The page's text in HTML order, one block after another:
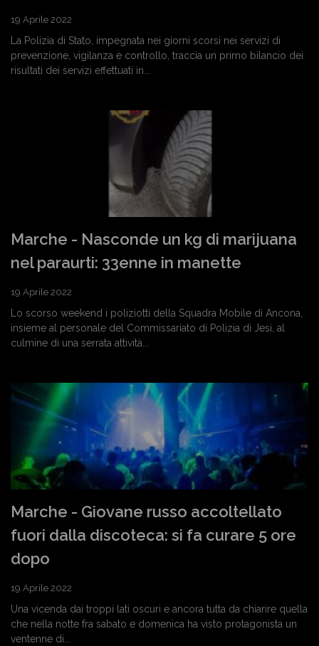
19 Aprile 2022
La Polizia di Stato, impegnata nei giorni scorsi nei servizi di
prevenzione, vigilanza e controllo, traccia un primo bilancio dei
risultati dei servizi effettuati in...
Marche - Nasconde un kg di marijuana
nel paraurti: 33enne in manette
19 Aprile 2022
Lo scorso weekend i poliziotti della Squadra Mobile di Ancona,
insieme al personale del Commissariato di Polizia di Jesi, al
culmine di una serrata attività...
Marche - Giovane russo accoltellato
fuori dalla discoteca: si fa curare 5 ore
dopo
19 Aprile 2022
Una vicenda dai troppi lati oscuri e ancora tutta da chiarire quella
che nella notte fra sabato e domenica ha visto protagonista un
ventenne di...